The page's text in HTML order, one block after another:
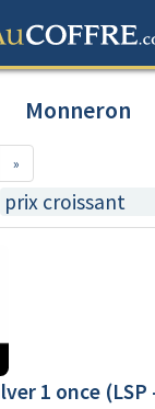
Monneron
»
1 once (LSP